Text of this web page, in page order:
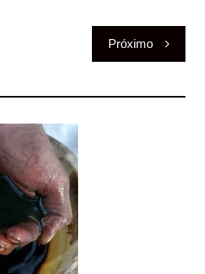
Próximo